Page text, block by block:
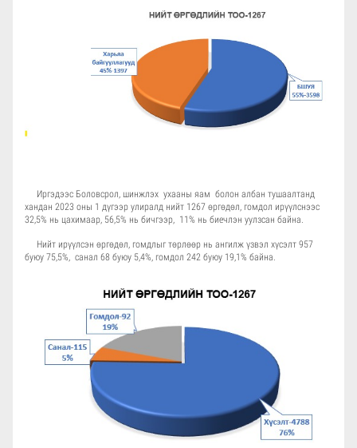
Иргэдээс Боловсрол, шинжлэх ухааны яам болон албан тушаалтанд
хандан 2023 оны 1 дүгээр улиралд нийт 1267 өргөдөл, гомдол ирүүлснээс
32,5% нь цахимаар, 56,5% нь бичгээр, 11% нь биечлэн уулзсан байна.
Нийт ирүүлсэн өргөдөл, гомдлыг төрлөөр нь ангилж үзвэл хүсэлт 957
буюу 75,5%, санал 68 буюу 5,4%, гомдол 242 буюу 19,1% байна.